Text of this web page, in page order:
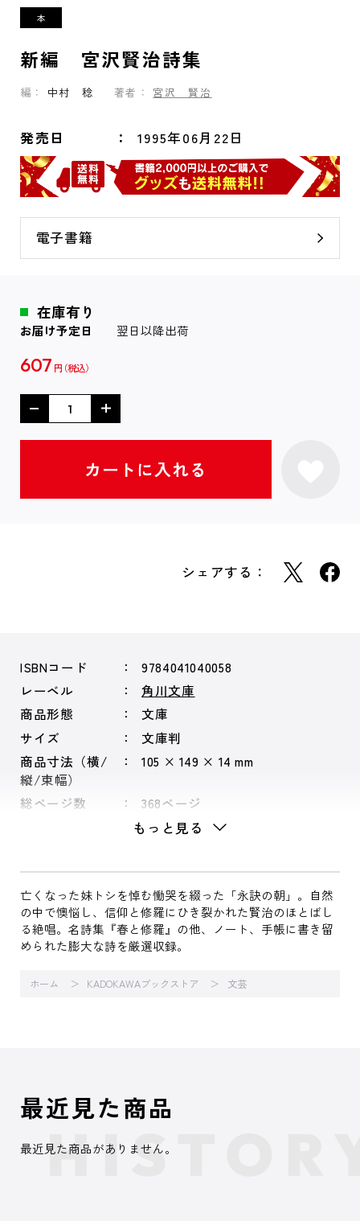
新編 宮沢賢治詩集
編： 中村 稔 著者： 宮沢 賢治
発売日 1995年06月22日
電子書籍
在庫有り
お届け予定日 翌日以降出荷
607 円
シェアする：
ISBNコード
9784041040058
レーベル
角川文庫
商品形態
文庫
サイズ
文庫判
商品寸法（横/
縦/束幅）
105 × 149 × 14 mm
総ページ数 368ページ
もっと見る
亡くなった妹トシを悼む慟哭を綴った「永訣の朝」。自然
の中で懊悩し、信仰と修羅にひき裂かれた賢治のほとばし
る絶唱。名詩集『春と修羅』の他、ノート、手帳に書き留
められた膨大な詩を厳選収録。
ホーム KADOKAWAブックストア 文芸
最近見た商品
最近見た商品がありません。